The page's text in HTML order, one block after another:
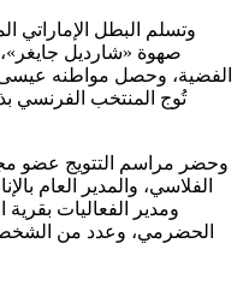
وتسلم البطل الإماراتي
صهوة «شارديل جايغر»،
الفضية، وحصل مواطنه عيسى
تُوج المنتخب الفرنسي
وحضر مراسم التتويج عضو
الفلاسي، والمدير العام
ومدير الفعاليات بقرية
الحضرمي، وعدد من